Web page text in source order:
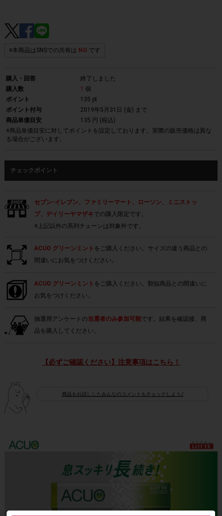
※本商品はSNSでの共有は NG です
購入・回答
終了しました
購入数
1 個
ポイント
135 pt
ポイント付与
2019年5月31日 (金) まで
商品単価目安
135 円 (税込)
※商品単価目安に対してポイントを設定しております。実際の販売価格は異な
る場合がございます。
チェックポイント
セブン-イレブン、ファミリーマート、ローソン、ミニストッ
プ、デイリーヤマザキでの購入限定です。
※上記以外の系列チェーンは対象外です。
ACUO グリーンミント をご購入ください。サイズの違う商品との
間違いにお気をつけください。
ACUO グリーンミント をご購入ください。類似商品との間違いに
お気をつけください。
抽選用アンケートの当選者のみ参加可能です。結果を確認後、商
品を購入してください。
【必ずご確認ください】注意事項はこちら！
商品をお試ししたみんなのコメントもチェックしよう♪